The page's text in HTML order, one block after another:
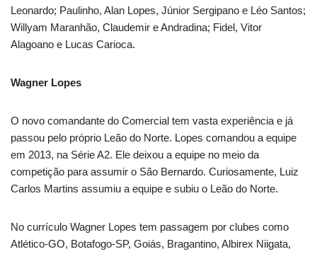
Leonardo; Paulinho, Alan Lopes, Júnior Sergipano e Léo Santos;
Willyam Maranhão, Claudemir e Andradina; Fidel, Vitor
Alagoano e Lucas Carioca.
Wagner Lopes
O novo comandante do Comercial tem vasta experiência e já
passou pelo próprio Leão do Norte. Lopes comandou a equipe
em 2013, na Série A2. Ele deixou a equipe no meio da
competição para assumir o São Bernardo. Curiosamente, Luiz
Carlos Martins assumiu a equipe e subiu o Leão do Norte.
No currículo Wagner Lopes tem passagem por clubes como
Atlético-GO, Botafogo-SP, Goiás, Bragantino, Albirex Niigata,